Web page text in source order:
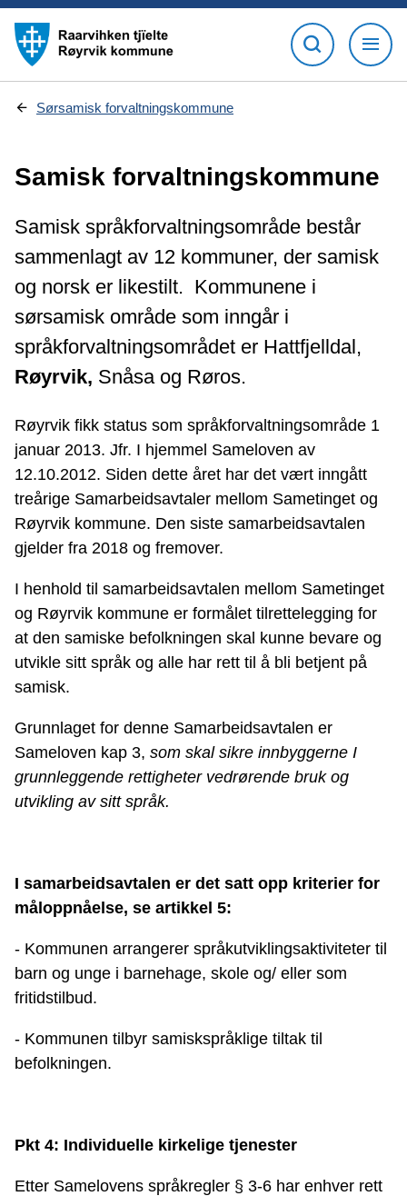
D
h
e
:
Sørsamisk forvaltningskommune
Samisk forvaltningskommune
Samisk språkforvaltningsområde består
sammenlagt av 12 kommuner, der samisk
og norsk er likestilt. Kommunene i
sørsamisk område som inngår i
språkforvaltningsområdet er Hattfjelldal,
Røyrvik, Snåsa og Røros.
Røyrvik fikk status som språkforvaltningsområde 1
januar 2013. Jfr. I hjemmel Sameloven av
12.10.2012. Siden dette året har det vært inngått
treårige Samarbeidsavtaler mellom Sametinget og
Røyrvik kommune. Den siste samarbeidsavtalen
gjelder fra 2018 og fremover.
I henhold til samarbeidsavtalen mellom Sametinget
og Røyrvik kommune er formålet tilrettelegging for
at den samiske befolkningen skal kunne bevare og
utvikle sitt språk og alle har rett til å bli betjent på
samisk.
Grunnlaget for denne Samarbeidsavtalen er
Sameloven kap 3, som skal sikre innbyggerne I
grunnleggende rettigheter vedrørende bruk og
utvikling av sitt språk.
I samarbeidsavtalen er det satt opp kriterier for
måloppnåelse, se artikkel 5:
- Kommunen arrangerer språkutviklingsaktiviteter til
barn og unge i barnehage, skole og/ eller som
fritidstilbud.
- Kommunen tilbyr samiskspråklige tiltak til
befolkningen.
Pkt 4: Individuelle kirkelige tjenester
Etter Samelovens språkregler § 3-6 har enhver rett